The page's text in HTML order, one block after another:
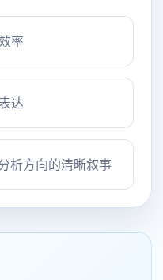
率
达
析方向的清晰叙事